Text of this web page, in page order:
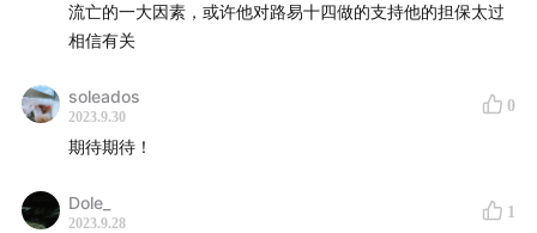
流亡的一大因素，或许他对路易十四做的支持他的担保太过
相信有关
soleados
2023.9.30
0
期待期待！
Dole_
2023.9.28
1